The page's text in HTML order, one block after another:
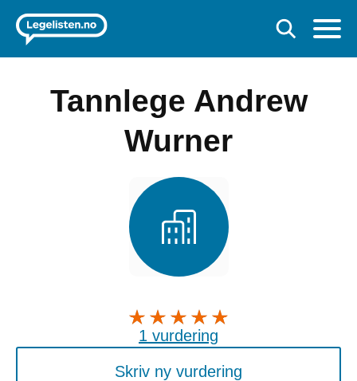
Tannlege Andrew
Wurner
1 vurdering
Skriv ny vurdering